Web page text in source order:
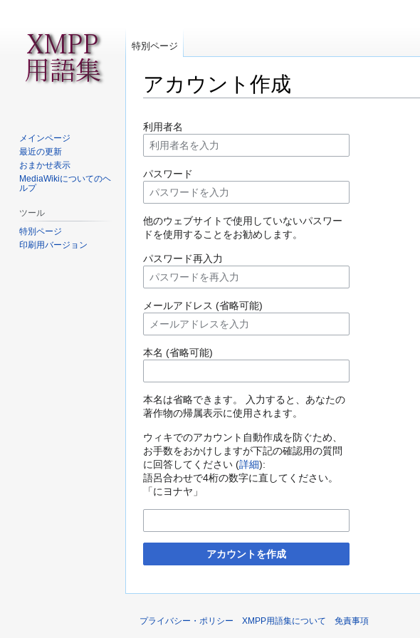
アカウント作成
ビ
ゲ
シ
ョ
に
移
動
索
に
動
利用者名
パスワード
他のウェブサイトで使用していないパスワー
ドを使用することをお勧めします。
パスワード再入力
メールアドレス (省略可能)
本名 (省略可能)
本名は省略できます。 入力すると、あなたの
著作物の帰属表示に使用されます。
ウィキでのアカウント自動作成を防ぐため、
お手数をおかけしますが下記の確認用の質問
に回答してください (詳細):
語呂合わせで4桁の数字に直してください。
「にヨナヤ」
アカウントを作成
特別ページ
メインページ
最近の更新
おまかせ表示
MediaWikiについてのヘ
ルプ
ツール
特別ページ
印刷用バージョン
プライバシー・ポリシー XMPP用語集について 免責事項